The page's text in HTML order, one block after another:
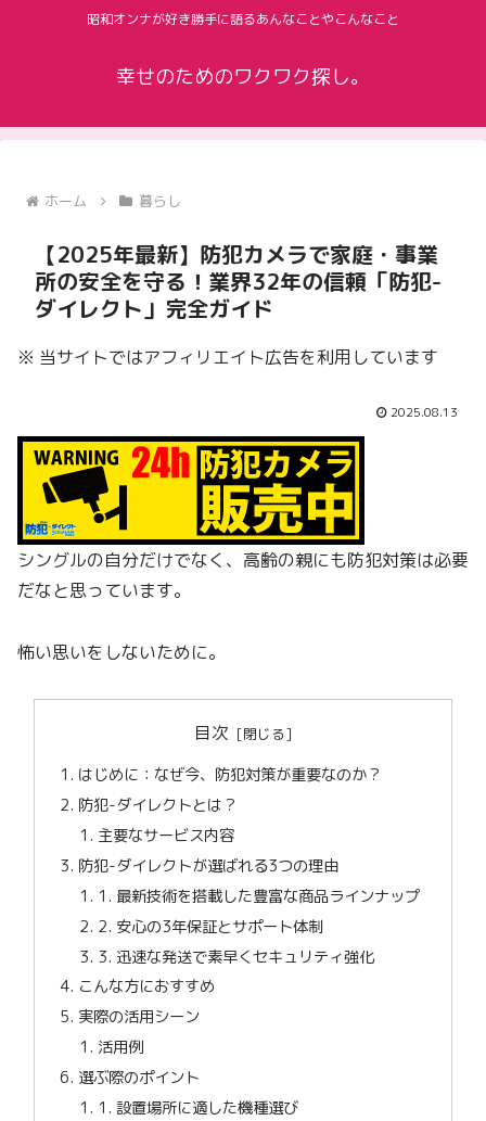
昭和オンナが好き勝手に語るあんなことやこんなこと
幸せのためのワクワク探し。
ホーム 暮らし
【2025年最新】防犯カメラで家庭・事業
所の安全を守る！業界32年の信頼「防犯-
ダイレクト」完全ガイド
※ 当サイトではアフィリエイト広告を利用しています
2025.08.13
シングルの自分だけでなく、高齢の親にも防犯対策は必要
だなと思っています。
怖い思いをしないために。
目次
はじめに：なぜ今、防犯対策が重要なのか？
防犯-ダイレクトとは？
主要なサービス内容
防犯-ダイレクトが選ばれる3つの理由
1. 最新技術を搭載した豊富な商品ラインナップ
2. 安心の3年保証とサポート体制
3. 迅速な発送で素早くセキュリティ強化
こんな方におすすめ
実際の活用シーン
活用例
選ぶ際のポイント
1. 設置場所に適した機種選び